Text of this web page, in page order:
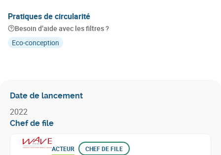
Pratiques de circularité
Besoin d’aide avec les filtres ?
Eco-conception
Date de lancement
2022
Chef de file
ACTEUR CHEF DE FILE